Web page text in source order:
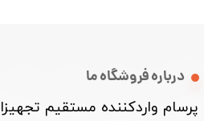
درباره فروشگاه ما
پرسام واردکننده مستقیم